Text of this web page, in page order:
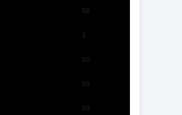
50
1
50
50
50